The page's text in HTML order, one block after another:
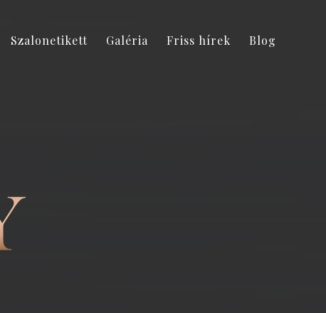
Szalonetikett Galéria Friss hírek Blog